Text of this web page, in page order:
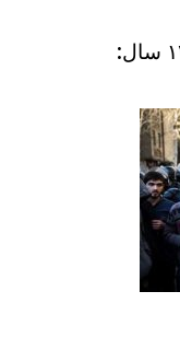
ببینید | افشاگری علی دایی بعد از ۱۴ سال: